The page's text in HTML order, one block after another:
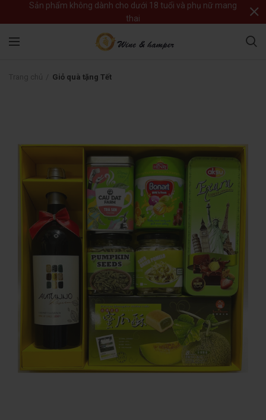
Giỏ quà tặng Tết
Sản phẩm không dành cho dưới 18 tuổi và phụ nữ mang
thai